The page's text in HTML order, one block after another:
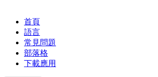
首頁
語言
常見問題
部落格
下載應用